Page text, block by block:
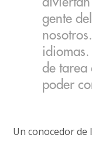
gente
idiomas.
de tarea
poder
Un conocedor de